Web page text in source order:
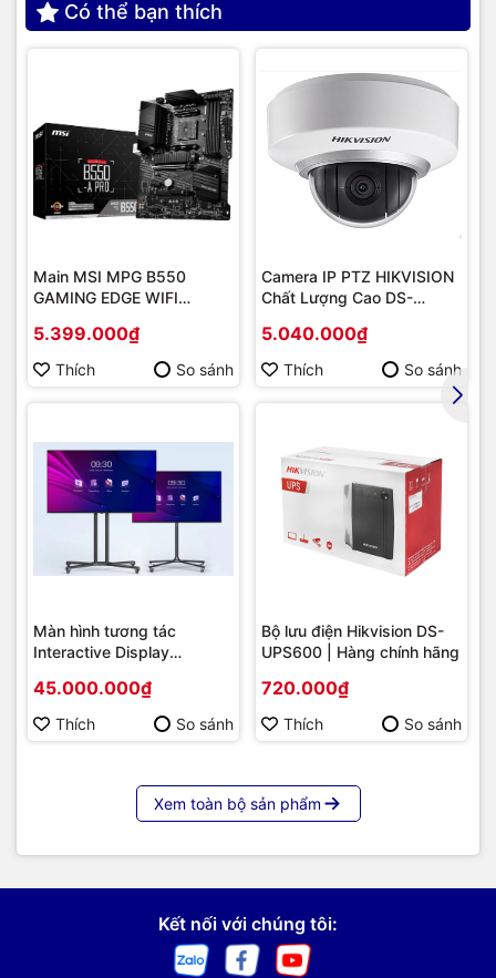
Có thể bạn thích
Main MSI MPG B550
GAMING EDGE WIFI
Socket AM4/ VGA
onboard)
5.399.000₫
Thích So sánh
Camera IP PTZ HIKVISION
Chất Lượng Cao DS-
5.040.000₫
Thích So sánh
Màn hình tương tác
Interactive Display
86 | Cấu hình cao cấp |
Hàng chính hãng
45.000.000₫
Thích So sánh
Bộ lưu điện Hikvision DS-
UPS600 | Hàng chính hãng
720.000₫
Thích So sánh
Xem toàn bộ sản phẩm
Kết nối với chúng tôi: